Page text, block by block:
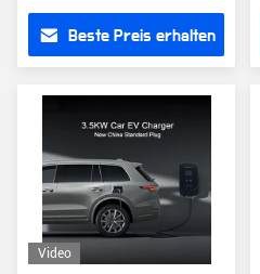
Wallbox GB/T bis zu
7KW Ladeleistung
Beste Preis erhalten
Video